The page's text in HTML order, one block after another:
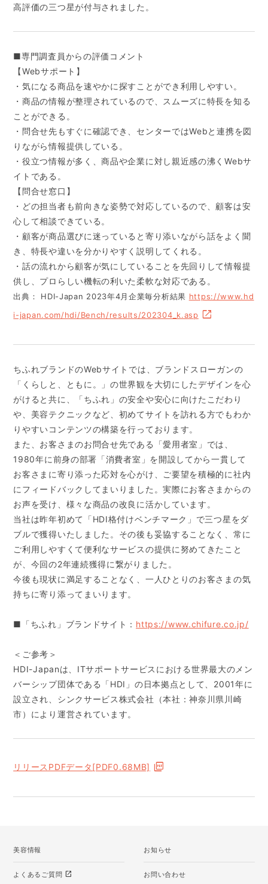
高評価の三つ星が付与されました。
■専門調査員からの評価コメント
【Webサポート】
・気になる商品を速やかに探すことができ利用しやすい。
・商品の情報が整理されているので、スムーズに特長を知る
ことができる。
・問合せ先もすぐに確認でき、センターではWebと連携を図
りながら情報提供している。
・役立つ情報が多く、商品や企業に対し親近感の沸くWebサ
イトである。
【問合せ窓口】
・どの担当者も前向きな姿勢で対応しているので、顧客は安
心して相談できている。
・顧客が商品選びに迷っていると寄り添いながら話をよく聞
き、特長や違いを分かりやすく説明してくれる。
・話の流れから顧客が気にしていることを先回りして情報提
供し、プロらしい機転の利いた柔軟な対応である。
出典： HDI-Japan 2023年4月企業毎分析結果 https://www.hd
i-japan.com/hdi/Bench/results/202304_k.asp
ちふれブランドのWebサイトでは、ブランドスローガンの
「くらしと、ともに。」の世界観を大切にしたデザインを心
がけると共に、「ちふれ」の安全や安心に向けたこだわり
や、美容テクニックなど、初めてサイトを訪れる方でもわか
りやすいコンテンツの構築を行っております。
また、お客さまのお問合せ先である「愛用者室」では、
1980年に前身の部署「消費者室」を開設してから一貫して
お客さまに寄り添った応対を心がけ、ご要望を積極的に社内
にフィードバックしてまいりました。実際にお客さまからの
お声を受け、様々な商品の改良に活かしています。
当社は昨年初めて「HDI格付けベンチマーク」で三つ星をダ
ブルで獲得いたしました。その後も妥協することなく、常に
ご利用しやすくて便利なサービスの提供に努めてきたこと
が、今回の2年連続獲得に繋がりました。
今後も現状に満足することなく、一人ひとりのお客さまの気
持ちに寄り添ってまいります。
■「ちふれ」ブランドサイト： https://www.chifure.co.jp/
＜ご参考＞
HDI-Japanは、ITサポートサービスにおける世界最大のメン
バーシップ団体である「HDI」の日本拠点として、2001年に
設立され、シンクサービス株式会社（本社：神奈川県川崎
市）により運営されています。
リリースPDFデータ[PDF0.68MB]
美容情報 お知らせ
よくあるご質問 open_in_new お問い合わせ